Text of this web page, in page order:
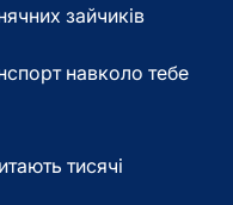
зайчиків
навколо тебе
тисячі